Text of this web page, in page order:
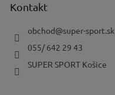
Kontakt
obchod@super-sport.sk
055/ 642 29 43
SUPER SPORT Košice